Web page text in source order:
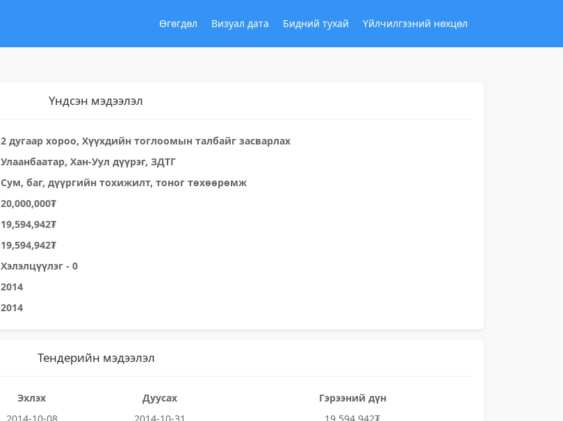
Өгөгдөл Визуал дата Бидний тухай Үйлчилгээний нөхцөл
Үндсэн мэдээлэл
2 дугаар хороо, Хүүхдийн тоглоомын талбайг засварлах
Улаанбаатар, Хан-Уул дүүрэг, ЗДТГ
Сум, баг, дүүргийн тохижилт, тоног төхөөрөмж
20,000,000₮
19,594,942₮
19,594,942₮
Хэлэлцүүлэг - 0
2014
2014
Тендерийн мэдээлэл
Эхлэх Дуусах
Гэрээний дүн